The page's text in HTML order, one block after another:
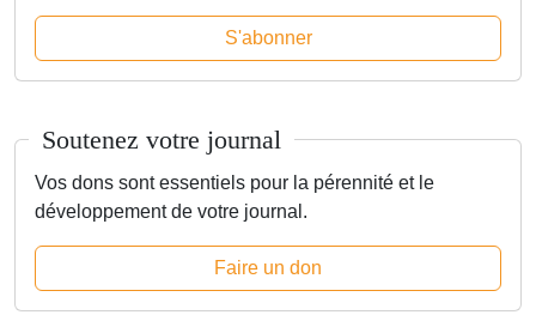
S'abonner
Soutenez votre journal
Vos dons sont essentiels pour la pérennité et le
développement de votre journal.
Faire un don